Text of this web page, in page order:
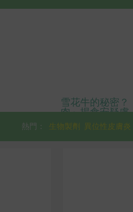
雪花牛的秘密
肉」揭食安疑慮
異位性皮膚炎
生物製劑
熱門：